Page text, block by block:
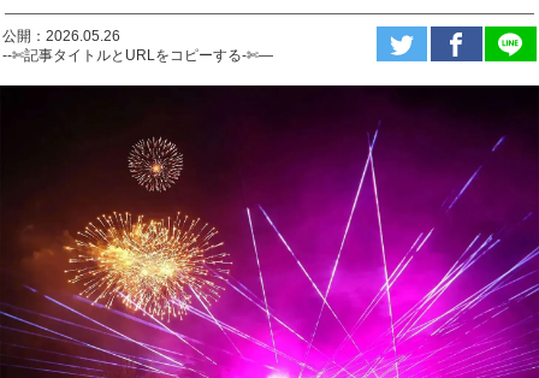
公開：2026.05.26
--✄記事タイトルとURLをコピーする-✄—